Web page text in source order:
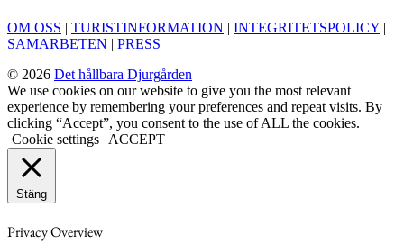
OM OSS | TURISTINFORMATION | INTEGRITETSPOLICY |
SAMARBETEN | PRESS
© 2026 Det hållbara Djurgården
We use cookies on our website to give you the most relevant
experience by remembering your preferences and repeat visits. By
clicking “Accept”, you consent to the use of ALL the cookies.
Cookie settings
ACCEPT
Stäng
Privacy Overview